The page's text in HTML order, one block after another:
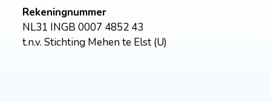
Rekeningnummer
NL31 INGB 0007 4852 43
t.n.v. Stichting Mehen te Elst (U)